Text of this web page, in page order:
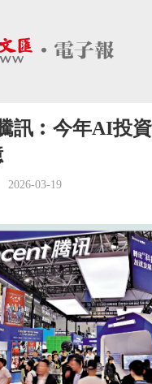
訊︰今年AI投
2026-03-19